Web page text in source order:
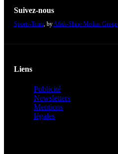
Suivez-nous
Sports-Team, byAfrik-Shine Medias Group
Liens
Publicité
Newsletters
Mentions
légales